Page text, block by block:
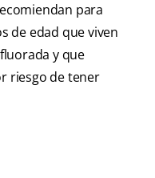
para
de edad que viven
y que
riesgo de tener